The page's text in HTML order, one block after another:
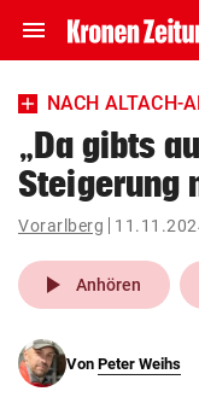
menu Navigation
ein-/ausklappen
account_circle Anmelden
pin_drop
Wien
NACH ALTACH-
„Da gibts
Steigerung
Vorarlberg
play_arrow Anhören
Von Peter Weihs